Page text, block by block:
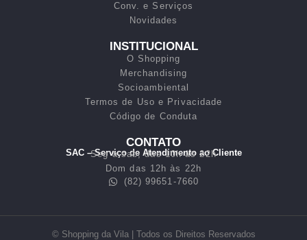
Conv. e Serviços
Novidades
INSTITUCIONAL
O Shopping
Merchandising
Socioambiental
Termos de Uso e Privacidade
Código de Conduta
CONTATO
SAC – Serviço de Atendimento ao Cliente
Seg a sab, das 10h às 22h
Dom das 12h às 22h
(82) 99651-7660
© Shopping da Vila | Todos os Direitos Reservados